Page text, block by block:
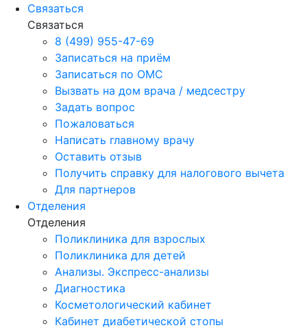
Связаться
Связаться
8 (499) 955-47-69
Записаться на приём
Записаться по ОМС
Вызвать на дом врача / медсестру
Задать вопрос
Пожаловаться
Написать главному врачу
Оставить отзыв
Получить справку для налогового вычета
Для партнеров
Отделения
Отделения
Поликлиника для взрослых
Поликлиника для детей
Анализы. Экспресс-анализы
Диагностика
Косметологический кабинет
Кабинет диабетической стопы